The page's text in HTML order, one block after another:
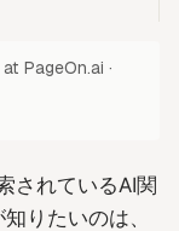
PageOn.ai ·
されているAI関
りたいのは、